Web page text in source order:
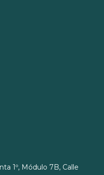
1º, Módulo 7B, Calle